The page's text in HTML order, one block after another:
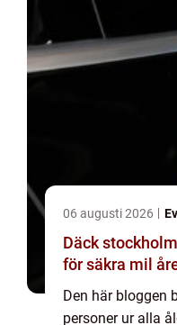
06 augusti 2026
Däck stockholm så väljer du rätt däck
för säkra mil
Den här bloggen
personer ur alla